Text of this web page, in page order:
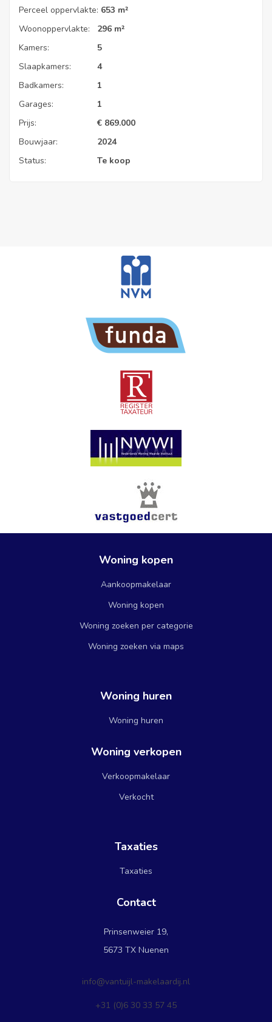
Perceel oppervlakte: 653 m²
Woonoppervlakte:
296 m²
Kamers:
5
Slaapkamers:
4
Badkamers:
1
Garages:
1
Prijs:
€ 869.000
Bouwjaar:
2024
Status:
Te koop
Woning kopen
Aankoopmakelaar
Woning kopen
Woning zoeken per categorie
Woning zoeken via maps
Woning huren
Woning huren
Woning verkopen
Verkoopmakelaar
Verkocht
Taxaties
Taxaties
Contact
Prinsenweier 19,
5673 TX Nuenen
info@vantuijl-makelaardij.nl
+31 (0)6 30 33 57 45